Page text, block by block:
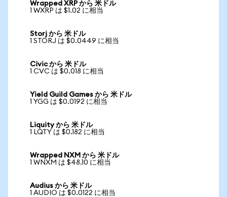
Wrapped XRP から 米ドル
1 WXRP は $1.02 に相当
Storj から 米ドル
1 STORJ は $0.0449 に相当
Civic から 米ドル
1 CVC は $0.018 に相当
Yield Guild Games から 米ドル
1 YGG は $0.0192 に相当
Liquity から 米ドル
1 LQTY は $0.182 に相当
Wrapped NXM から 米ドル
1 WNXM は $48.10 に相当
Audius から 米ドル
1 AUDIO は $0.0122 に相当